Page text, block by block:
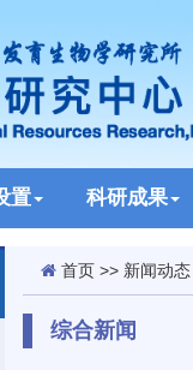
置 科研成果
首页>> 新闻动态
综合新闻